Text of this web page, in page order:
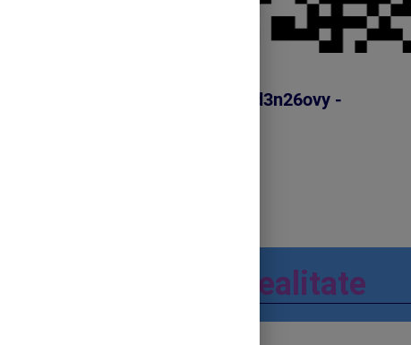
https://www.menti.com/alvpd3n26ovy -
Mituri vs. Realitate